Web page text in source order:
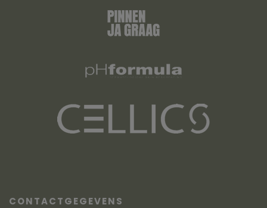
CONTACTGEGEVENS